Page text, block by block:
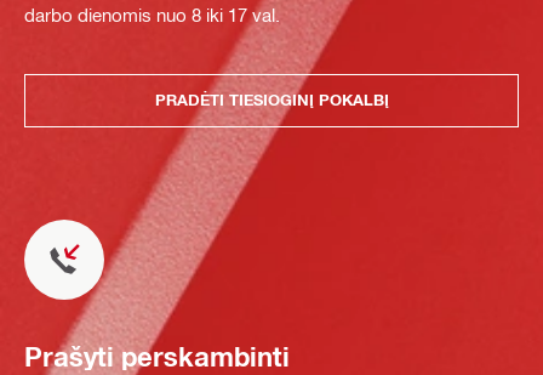
darbo dienomis nuo 8 iki 17 val.
PRADĖTI TIESIOGINĮ POKALBĮ
Prašyti perskambinti